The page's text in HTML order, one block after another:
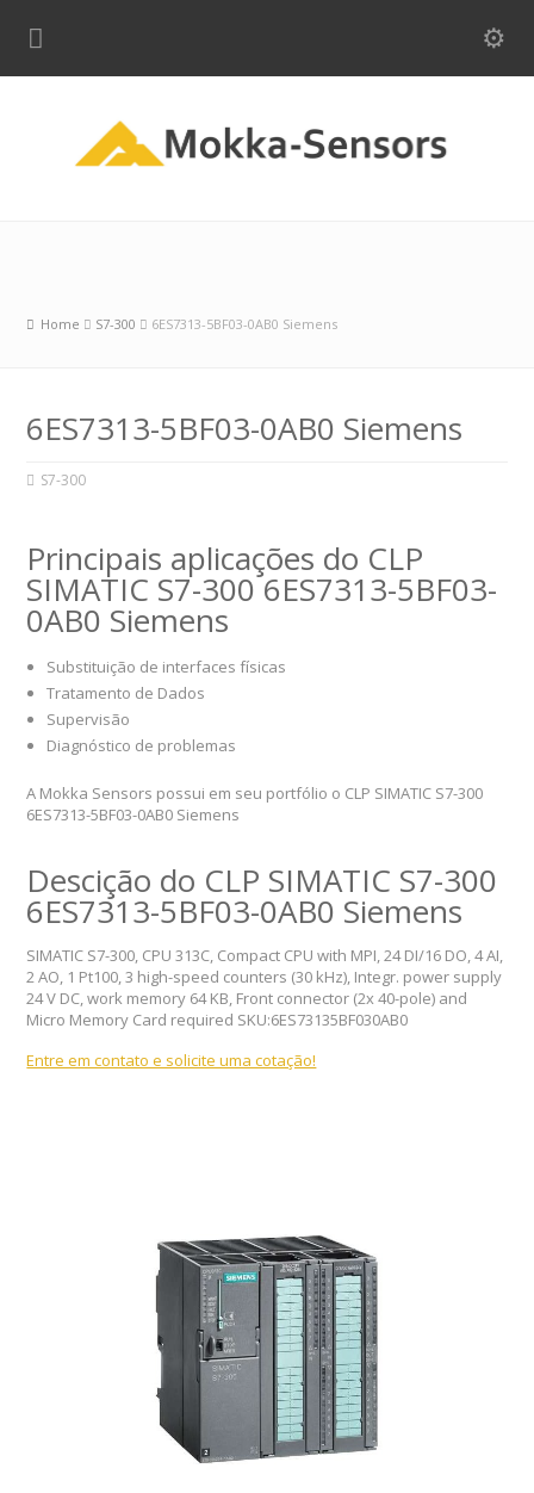
Home S7-300 6ES7313-5BF03-0AB0 Siemens
6ES7313-5BF03-0AB0 Siemens
S7-300
Principais aplicações do CLP
SIMATIC S7-300 6ES7313-5BF03-
0AB0 Siemens
Substituição de interfaces físicas
Tratamento de Dados
Supervisão
Diagnóstico de problemas
A Mokka Sensors possui em seu portfólio o CLP SIMATIC S7-300
6ES7313-5BF03-0AB0 Siemens
Descição do CLP SIMATIC S7-300
6ES7313-5BF03-0AB0 Siemens
SIMATIC S7-300, CPU 313C, Compact CPU with MPI, 24 DI/16 DO, 4 AI,
2 AO, 1 Pt100, 3 high-speed counters (30 kHz), Integr. power supply
24 V DC, work memory 64 KB, Front connector (2x 40-pole) and
Micro Memory Card required SKU:6ES73135BF030AB0
Entre em contato e solicite uma cotação!